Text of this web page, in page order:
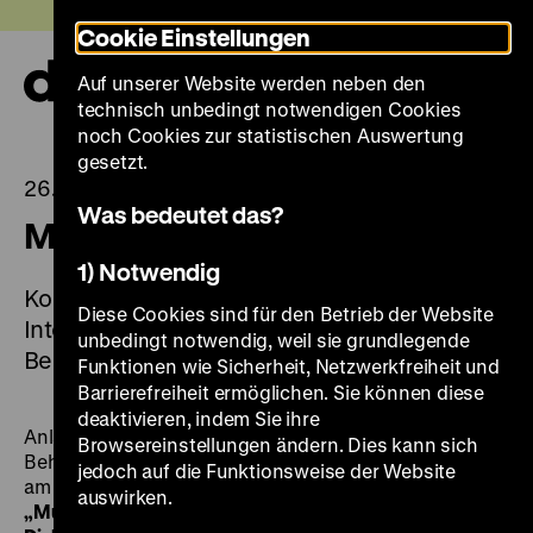
zum
Seiteninhalt
springen
26.11.2024
Museum für Viele
Kostenfreie Themenführung anlässlich des
Internationalen Tags der Menschen mit
Behinderung am 3. Dezember 2024
Anlässlich des Internationalen Tags der Menschen mit
Behinderung lädt das Deutsche Historische Museum
am 3. Dezember 2024 zu der kostenfreien Führung
„Museum für Viele: Gesellschaft und Geschichte im
Cookie Einstellungen
Auf unserer Website werden neben den
technisch unbedingt notwendigen Cookies
noch Cookies zur statistischen Auswertung
gesetzt.
Was bedeutet das?
1) Notwendig
Diese Cookies sind für den Betrieb der Website
unbedingt notwendig, weil sie grundlegende
Funktionen wie Sicherheit, Netzwerkfreiheit und
Barrierefreiheit ermöglichen. Sie können diese
deaktivieren, indem Sie ihre
Browsereinstellungen ändern. Dies kann sich
jedoch auf die Funktionsweise der Website
auswirken.